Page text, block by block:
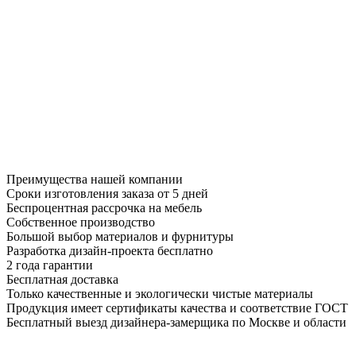
Преимущества нашей компании
Сроки изготовления заказа от 5 дней
Беспроцентная рассрочка на мебель
Собственное производство
Большой выбор материалов и фурнитуры
Разработка дизайн-проекта бесплатно
2 года гарантии
Бесплатная доставка
Только качественные и экологически чистые материалы
Продукция имеет сертификаты качества и соответствие ГОСТ
Бесплатный выезд дизайнера-замерщика по Москве и области